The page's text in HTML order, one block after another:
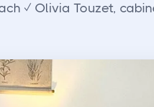
✓ Olivia Touzet,